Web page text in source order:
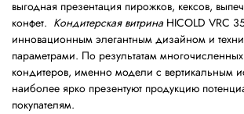
выгодная презентация пирожков, кексов,
конфет. Кондитерская витрина HICOLD VRC
инновационным элегантным дизайном и
параметрами. По результатам
кондитеров, именно модели с вертикальным
наиболее ярко презентуют продукцию
покупателям.